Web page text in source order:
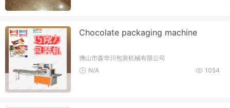
Chocolate packaging machine
佛山市森华川包装机械有限公司
1054
N/A